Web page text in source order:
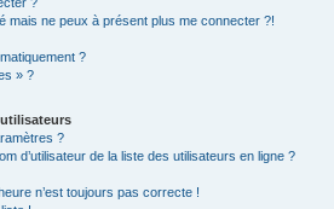
mais ne peux à présent plus me connecter ?!
?
» ?
?
d’utilisateur de la liste des utilisateurs en ligne ?
n’est toujours pas correcte !